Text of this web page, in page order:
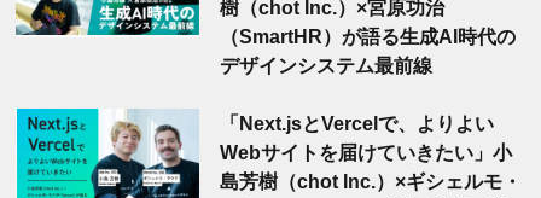
樹（chot Inc.）×宮原功治
（SmartHR）が語る生成AI時代の
デザインシステム最前線
「Next.jsとVercelで、よりよい
Webサイトを届けていきたい」小
島芳樹（chot Inc.）×ギシェルモ・